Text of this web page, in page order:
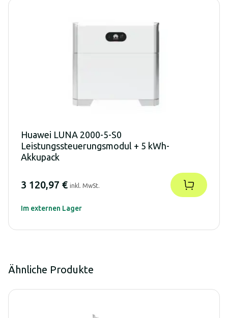
Huawei LUNA 2000-5-S0
Leistungssteuerungsmodul + 5 kWh-
Akkupack
3 120,97 € inkl. MwSt.
Im externen Lager
Ähnliche Produkte